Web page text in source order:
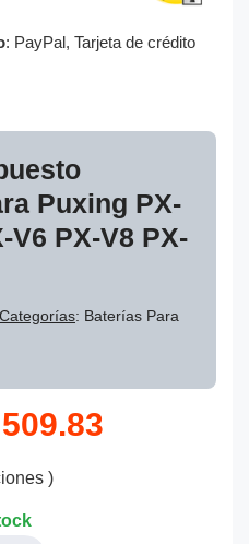
: PayPal, Tarjeta de crédito
Puxing PX-
V6 PX-V8 PX-
Categorías: Baterías Para
)